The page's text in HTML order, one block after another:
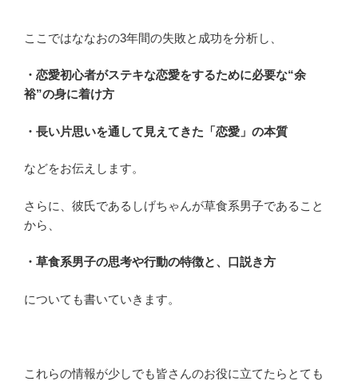
ここではななおの3年間の失敗と成功を分析し、
・恋愛初心者がステキな恋愛をするために必要な“余
裕”の身に着け方
・長い片思いを通して見えてきた「恋愛」の本質
などをお伝えします。
さらに、彼氏であるしげちゃんが草食系男子であること
から、
・草食系男子の思考や行動の特徴と、口説き方
についても書いていきます。
これらの情報が少しでも皆さんのお役に立てたらとても